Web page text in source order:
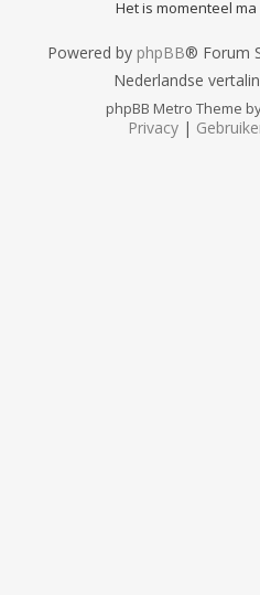
Het is momenteel ma
Powered by phpBB® Forum
Nederlandse
phpBB Metro Theme
Privacy|